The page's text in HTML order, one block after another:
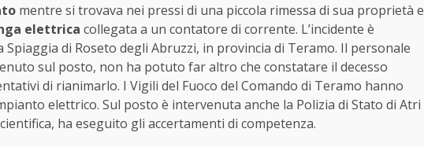
mentre si trovava nei pressi di una piccola rimessa di sua proprietà e
elettrica collegata a un contatore di corrente. L’incidente è
di Roseto degli Abruzzi, in provincia di Teramo. Il personale
sul posto, non ha potuto far altro che constatare il decesso
di rianimarlo. I Vigili del Fuoco del Comando di Teramo hanno
elettrico. Sul posto è intervenuta anche la Polizia di Stato di Atri
ha eseguito gli accertamenti di competenza.